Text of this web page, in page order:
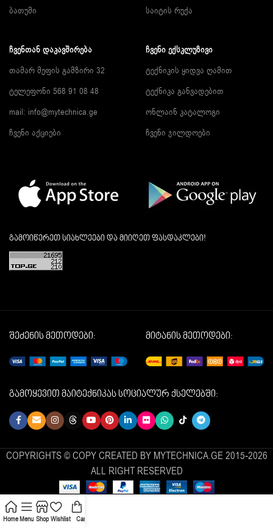
ბათუმი
საიტის რუქა
ᲩᲕᲔᲜᲗᲐᲜ ᲓᲐᲙᲐᲕᲨᲘᲠᲔᲑᲐ
თამარ მეფის გამზირი 32
ტელეფონი 568 91 08 48
mail: info@mytechnica.ge
ჩვენი აქციები
ᲩᲕᲔᲜᲘ ᲔᲥᲡᲙᲚᲣᲖᲘᲕᲘ
ტექნიკის ყიდვა ღამით
ტექნიკა განვადებით
ონლაინ კატალოგი
ჩვენი ჯილდოები
გამოიწერეთ სიახლეები და მიიღეთ ფასდაკლები!
შეძენის მეთოდები: მიტანის მეთოდები:
გამოყევით მაიტექნიკას სოციალურ ქსელებში:
COPYRIGHTS © COPY CREATED BY MYTECHNICA.GE 2015-2026
ALL RIGHT RESERVED
HomeMenu Shop Wishlist Cart